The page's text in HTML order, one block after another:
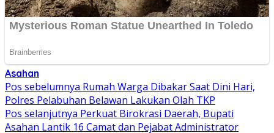
Asahan
Navigasi
pos
Pos sebelumnya Rumah Warga Dibakar Saat Dini Hari,
Polres Pelabuhan Belawan Lakukan Olah TKP
Pos selanjutnya Perkuat Birokrasi Daerah, Bupati
Asahan Lantik 16 Camat dan Pejabat Administrator